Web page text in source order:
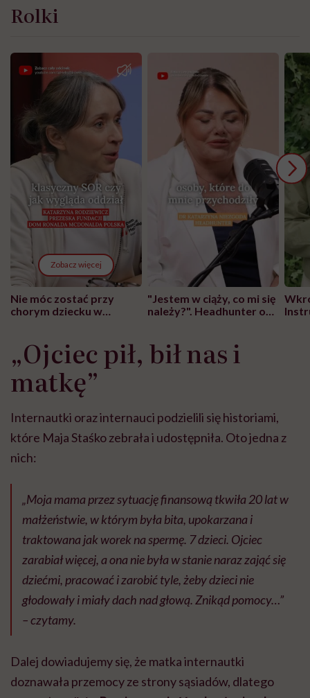
Rolki
Zobacz więcej
Nie móc zostać przy
chorym dziecku w
może chyba tylko
głupota i brak
wyobraźni"
"Jestem w ciąży, co mi się
należy?". Headhunter o
pracy
„Ojciec pił, bił nas i
matkę”
Internautki oraz internauci podzielili się historiami,
które Maja Staśko zebrała i udostępniła. Oto jedna z
nich:
„Moja mama przez sytuację finansową tkwiła 20 lat w
małżeństwie, w którym była bita, upokarzana i
traktowana jak worek na spermę. 7 dzieci. Ojciec
zarabiał więcej, a ona nie była w stanie naraz zająć się
dziećmi, pracować i zarobić tyle, żeby dzieci nie
głodowały i miały dach nad głową. Znikąd pomocy…”
– czytamy.
Dalej dowiadujemy się, że matka internautki
doznawała przemocy ze strony sąsiadów, dlatego